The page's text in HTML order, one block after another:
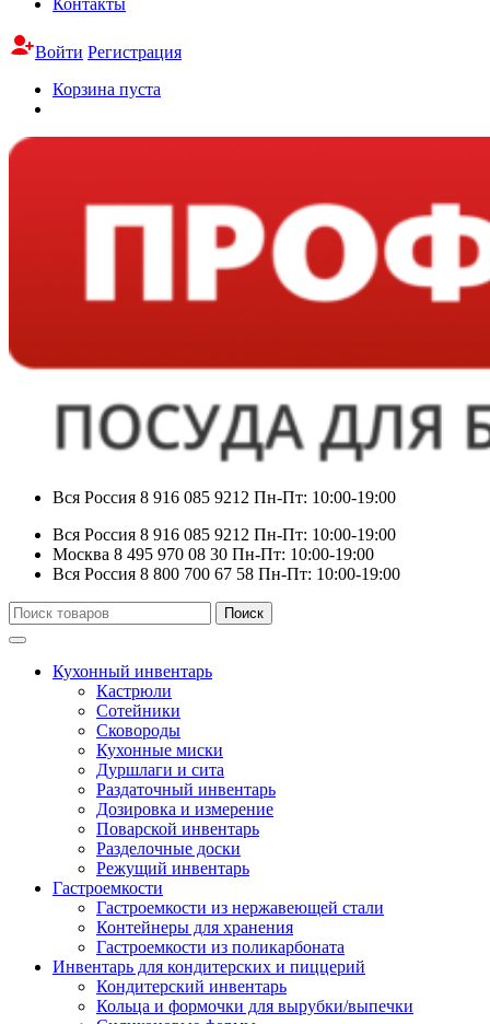
Контакты
Войти Регистрация
Корзина пуста
Вся Россия 8 916 085 9212 Пн-Пт: 10:00-19:00
Вся Россия 8 916 085 9212 Пн-Пт: 10:00-19:00
Москва 8 495 970 08 30 Пн-Пт: 10:00-19:00
Вся Россия 8 800 700 67 58 Пн-Пт: 10:00-19:00
Искать:
Поиск
Кухонный инвентарь
Кастрюли
Сотейники
Сковороды
Кухонные миски
Дуршлаги и сита
Раздаточный инвентарь
Дозировка и измерение
Поварской инвентарь
Разделочные доски
Режущий инвентарь
Гастроемкости
Гастроемкости из нержавеющей стали
Контейнеры для хранения
Гастроемкости из поликарбоната
Инвентарь для кондитерских и пиццерий
Кондитерский инвентарь
Кольца и формочки для вырубки/выпечки